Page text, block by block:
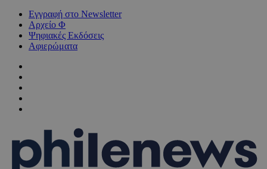
Εγγραφή στο Newsletter
Αρχείο Φ
Ψηφιακές Εκδόσεις
Αφιερώματα